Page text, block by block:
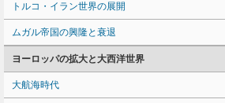
トルコ・イラン世界の展開
ムガル帝国の興隆と衰退
ヨーロッパの拡大と大西洋世界
大航海時代